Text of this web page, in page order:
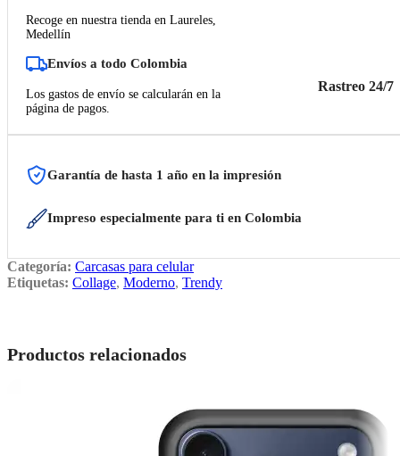
Recoge en nuestra tienda en Laureles,
Medellín
Envíos a todo Colombia
Los gastos de envío se calcularán en la
página de pagos.
Rastreo 24/7
Garantía de hasta 1 año en la impresión
Impreso especialmente para ti en Colombia
Categoría: Carcasas para celular
Etiquetas: Collage, Moderno, Trendy
Productos relacionados